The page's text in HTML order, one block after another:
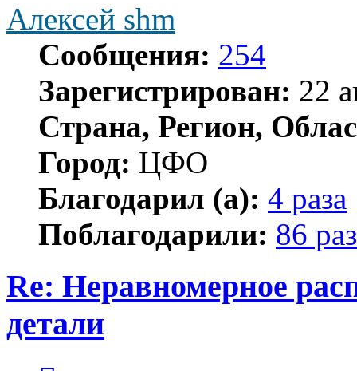
Алексей shm
Сообщения: 254
Зарегистрирован: 22
Страна, Регион,
Город: ЦФО
Благодарил (а): 4 раза
Поблагодарили: 86 раз
Re: Неравномерное
детали